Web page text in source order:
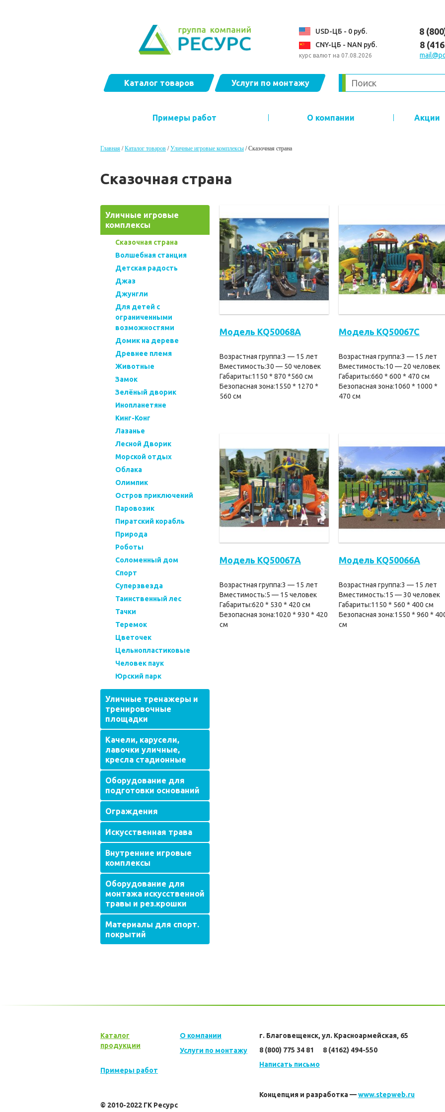
USD-ЦБ - 0 руб.
CNY-ЦБ - NAN руб.
курс валют на 07.08.2026
8
8
Каталог товаров Услуги по монтажу
Примеры работ О компании Акции
Главная /Каталог товаров /Уличные игровые комплексы /Cказочная страна
Cказочная страна
Уличные игровые
комплексы
Cказочная страна
Волшебная станция
Детская радость
Джаз
Джунгли
Для детей с
ограниченными
возможностями
Домик на дереве
Древнее племя
Животные
Замок
Зелёный дворик
Инопланетяне
Кинг-Конг
Лазанье
Лесной Дворик
Морской отдых
Облака
Олимпик
Остров приключений
Паровозик
Пиратский корабль
Природа
Роботы
Соломенный дом
Спорт
Суперзвезда
Таинственный лес
Тачки
Теремок
Цветочек
Цельнопластиковые
Человек паук
Юрский парк
Уличные тренажеры и
тренировочные
площадки
Качели, карусели,
лавочки уличные,
кресла стадионные
Оборудование для
подготовки оснований
Ограждения
Искусственная трава
Внутренние игровые
комплексы
Оборудование для
монтажа искусственной
травы и рез.крошки
Материалы для спорт.
покрытий
Модель KQ50068A
Возрастная группа:3 — 15 лет
Вместимость:30 — 50 человек
Габариты:1150 * 870 *560 см
Безопасная зона:1550 * 1270 *
560 см
Модель KQ50067C
Возрастная группа:3 — 15 лет
Вместимость:10 — 20 человек
Габариты:660 * 600 * 470 см
Безопасная зона:1060 * 1000 *
470 см
Модель KQ50067A
Возрастная группа:3 — 15 лет
Вместимость:5 — 15 человек
Габариты:620 * 530 * 420 см
Безопасная зона:1020 * 930 * 420
см
Модель KQ50066A
Возрастная группа:3 — 15 лет
Вместимость:15 — 30 человек
Габариты:1150 * 560 * 400 см
Безопасная зона:1550 * 960 *
см
Каталог
продукции
О компании
Услуги по монтажу
Примеры работ
© 2010-2022 ГК Ресурс
г. Благовещенск, ул. Красноармейская, 65
8 (800) 775 34 81      8 (4162) 494-550
Написать письмо
Концепция и разработка —www.stepweb.ru